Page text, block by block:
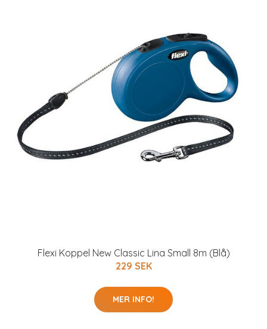
Flexi Koppel New Classic Lina Small 8m (Blå)
229 SEK
MER INFO!